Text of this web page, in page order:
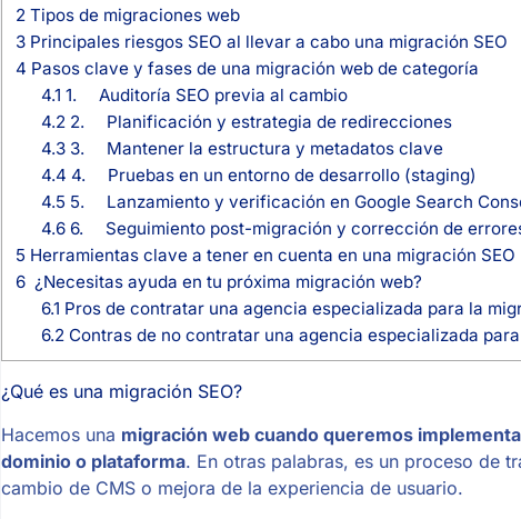
2 Tipos de migraciones web
3 Principales riesgos SEO al llevar a cabo una migración SEO
4 Pasos clave y fases de una migración web de categoría
4.1 1. Auditoría SEO previa al cambio
4.22. Planificación y estrategia de redirecciones
4.33. Mantener la estructura y metadatos clave
4.4 4. Pruebas en un entorno de desarrollo (staging)
4.5 5. Lanzamiento y verificación en Google Search
4.66. Seguimiento post-migración y corrección de
5 Herramientas clave a tener en cuenta en una migración SEO
6 ¿Necesitas ayuda en tu próxima migración web?
6.1 Pros de contratar una agencia especializada para la
6.2Contras de no contratar una agencia especializada
¿Qué es una migración SEO?
Hacemos una migración web cuando queremos
dominio o plataforma. En otras palabras, es un proceso de
cambio de CMS o mejora de la experiencia de usuario.